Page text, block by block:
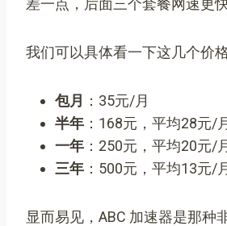
我们可以具体看一下这几个价格
包月 ：35元/月
半年 ：168元，平均28元/
一年 ：250元，平均20元/
三年 ：500元，平均13元/
显而易见，ABC 加速器是那种